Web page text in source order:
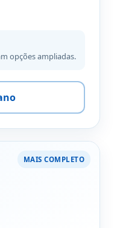
opções ampliadas.
MAIS COMPLETO